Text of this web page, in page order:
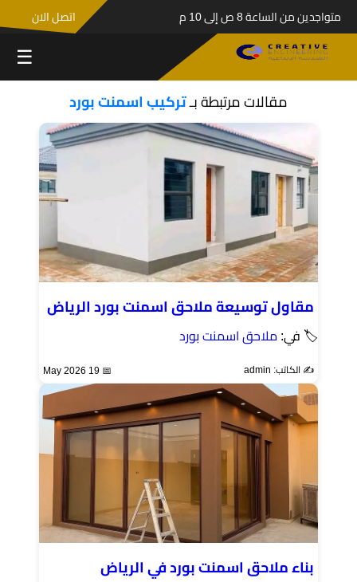
متواجدين من الساعة 8 ص إلى 10 م اتصل الان
☰
مقالات مرتبطة بـتركيب اسمنت بورد
مقاول توسيعة ملاحق اسمنت بورد الرياض
🏷 في: ملاحق اسمنت بورد
✍️ الكاتب: admin 📅 19 May 2026
بناء ملاحق اسمنت بورد في الرياض